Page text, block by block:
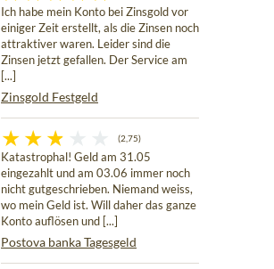
Ich habe mein Konto bei Zinsgold vor
einiger Zeit erstellt, als die Zinsen noch
attraktiver waren. Leider sind die
Zinsen jetzt gefallen. Der Service am
[...]
Zinsgold Festgeld
(2,75)
Katastrophal! Geld am 31.05
eingezahlt und am 03.06 immer noch
nicht gutgeschrieben. Niemand weiss,
wo mein Geld ist. Will daher das ganze
Konto auflösen und [...]
Postova banka Tagesgeld